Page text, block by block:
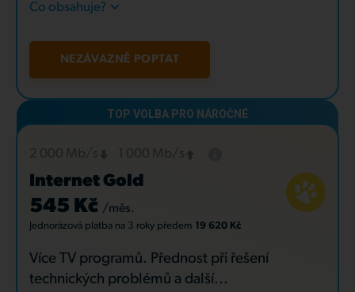
Co obsahuje?
NEZÁVAZNĚ POPTAT
Internet Gold
545 Kč /měs.
Jednorázová platba na 3 roky předem 19 620 Kč
Více TV programů. Přednost při řešení
technických problémů a další...